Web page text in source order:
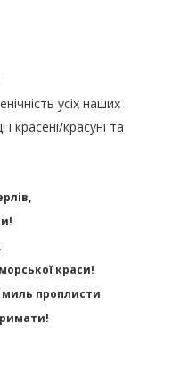
усіх наших
красені/красуні та
краси!
проплисти